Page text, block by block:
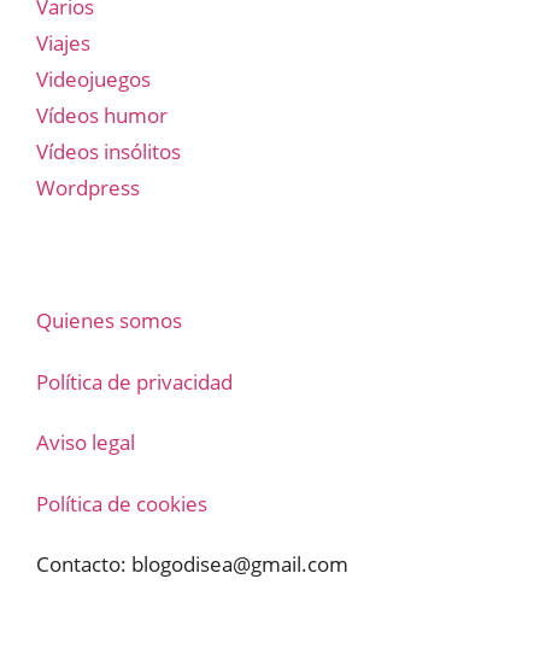
Varios
Viajes
Videojuegos
Vídeos humor
Vídeos insólitos
Wordpress
Quienes somos
Política de privacidad
Aviso legal
Política de cookies
Contacto: blogodisea@gmail.com